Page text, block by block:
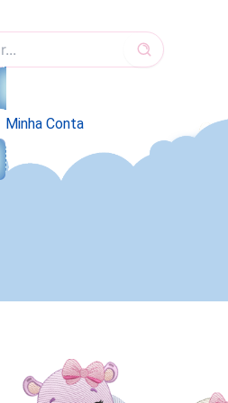
Minha Conta